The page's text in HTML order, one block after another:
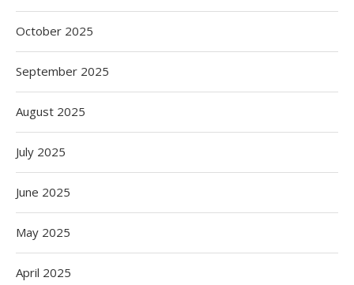
October 2025
September 2025
August 2025
July 2025
June 2025
May 2025
April 2025